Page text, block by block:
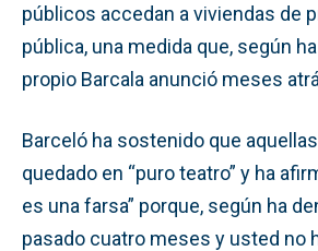
públicos accedan a viviendas de
pública, una medida que, según
propio Barcala anunció meses
Barceló ha sostenido que
quedado en “puro teatro” y ha
es una farsa” porque, según ha
pasado cuatro meses y usted no